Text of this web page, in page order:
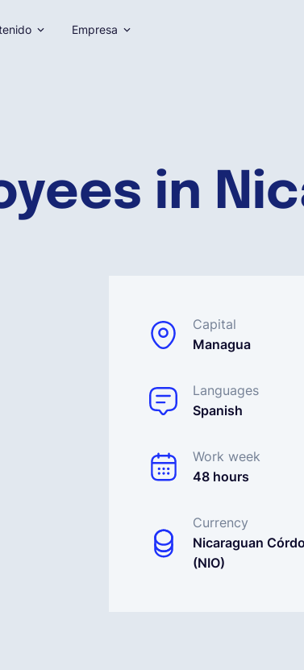
in
Capital
Managua
Languages
Spanish
Work week
48 hours
Currency
Nicaraguan
(NIO)
Empresa